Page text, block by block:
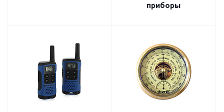
приборы